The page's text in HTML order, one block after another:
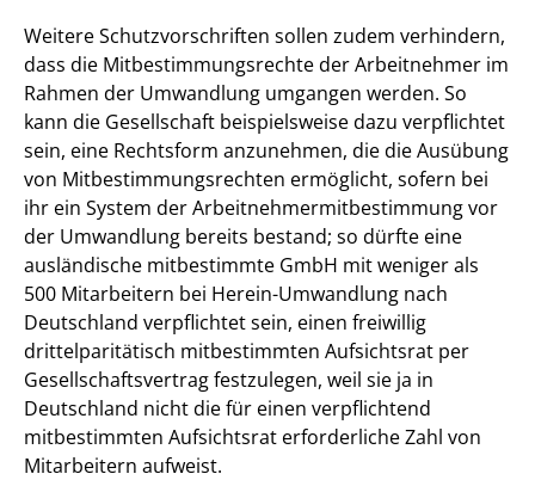
Weitere Schutzvorschriften sollen zudem verhindern,
dass die Mitbestimmungsrechte der Arbeitnehmer im
Rahmen der Umwandlung umgangen werden. So
kann die Gesellschaft beispielsweise dazu verpflichtet
sein, eine Rechtsform anzunehmen, die die Ausübung
von Mitbestimmungsrechten ermöglicht, sofern bei
ihr ein System der Arbeitnehmermitbestimmung vor
der Umwandlung bereits bestand; so dürfte eine
ausländische mitbestimmte GmbH mit weniger als
500 Mitarbeitern bei Herein-Umwandlung nach
Deutschland verpflichtet sein, einen freiwillig
drittelparitätisch mitbestimmten Aufsichtsrat per
Gesellschaftsvertrag festzulegen, weil sie ja in
Deutschland nicht die für einen verpflichtend
mitbestimmten Aufsichtsrat erforderliche Zahl von
Mitarbeitern aufweist.